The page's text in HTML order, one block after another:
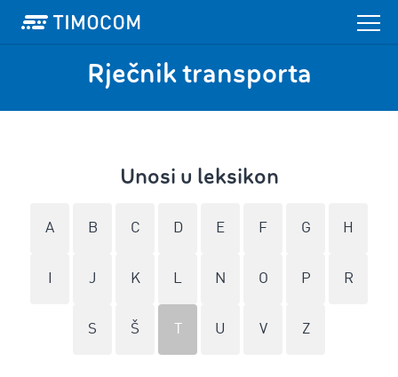
Rječnik transporta
Unosi u leksikon
A B C D E F G H
J K L N O P R
S Š U V Z